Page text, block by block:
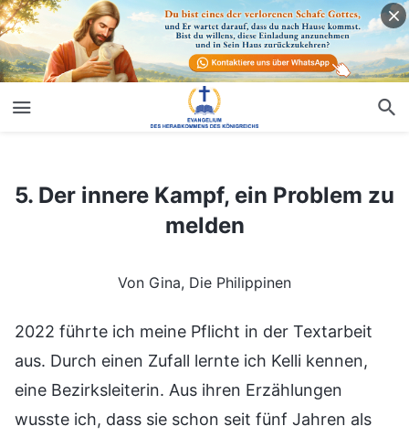
5. Der innere Kampf, ein Problem zu melden
5. Der innere Kampf, ein Problem zu
melden
Von Gina, Die Philippinen
2022 führte ich meine Pflicht in der Textarbeit
aus. Durch einen Zufall lernte ich Kelli kennen,
eine Bezirksleiterin. Aus ihren Erzählungen
wusste ich, dass sie schon seit fünf Jahren als